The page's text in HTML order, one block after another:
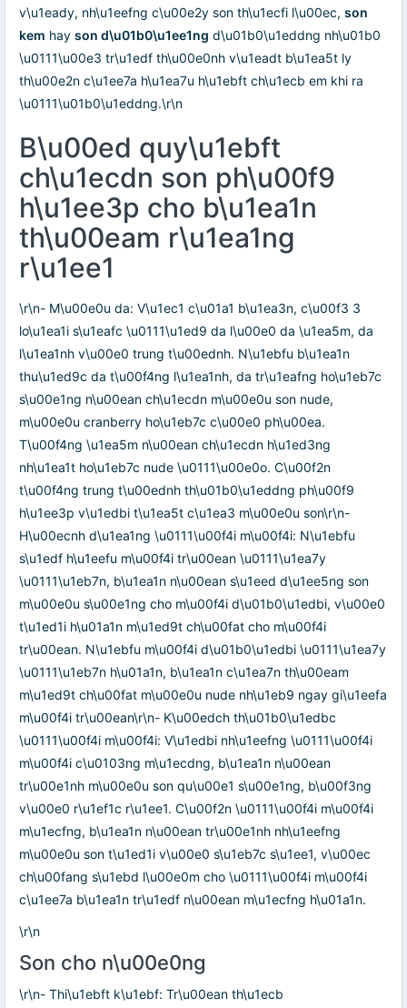
v\u1eady, nh\u1eefng c\u00e2y son th\u1ecfi l\u00ec, son
kem hay son d\u01b0\u1ee1ng d\u01b0\u1eddng nh\u01b0
\u0111\u00e3 tr\u1edf th\u00e0nh v\u1eadt b\u1ea5t ly
th\u00e2n c\u1ee7a h\u1ea7u h\u1ebft ch\u1ecb em khi ra
\u0111\u01b0\u1eddng.\r\n
B\u00ed quy\u1ebft
ch\u1ecdn son ph\u00f9
h\u1ee3p cho b\u1ea1n
th\u00eam r\u1ea1ng
r\u1ee1
\r\n- M\u00e0u da: V\u1ec1 c\u01a1 b\u1ea3n, c\u00f3 3
lo\u1ea1i s\u1eafc \u0111\u1ed9 da l\u00e0 da \u1ea5m, da
l\u1ea1nh v\u00e0 trung t\u00ednh. N\u1ebfu b\u1ea1n
thu\u1ed9c da t\u00f4ng l\u1ea1nh, da tr\u1eafng ho\u1eb7c
s\u00e1ng n\u00ean ch\u1ecdn m\u00e0u son nude,
m\u00e0u cranberry ho\u1eb7c c\u00e0 ph\u00ea.
T\u00f4ng \u1ea5m n\u00ean ch\u1ecdn h\u1ed3ng
nh\u1ea1t ho\u1eb7c nude \u0111\u00e0o. C\u00f2n
t\u00f4ng trung t\u00ednh th\u01b0\u1eddng ph\u00f9
h\u1ee3p v\u1edbi t\u1ea5t c\u1ea3 m\u00e0u son\r\n-
H\u00ecnh d\u1ea1ng \u0111\u00f4i m\u00f4i: N\u1ebfu
s\u1edf h\u1eefu m\u00f4i tr\u00ean \u0111\u1ea7y
\u0111\u1eb7n, b\u1ea1n n\u00ean s\u1eed d\u1ee5ng son
m\u00e0u s\u00e1ng cho m\u00f4i d\u01b0\u1edbi, v\u00e0
t\u1ed1i h\u01a1n m\u1ed9t ch\u00fat cho m\u00f4i
tr\u00ean. N\u1ebfu m\u00f4i d\u01b0\u1edbi \u0111\u1ea7y
\u0111\u1eb7n h\u01a1n, b\u1ea1n c\u1ea7n th\u00eam
m\u1ed9t ch\u00fat m\u00e0u nude nh\u1eb9 ngay gi\u1eefa
m\u00f4i tr\u00ean\r\n- K\u00edch th\u01b0\u1edbc
\u0111\u00f4i m\u00f4i: V\u1edbi nh\u1eefng \u0111\u00f4i
m\u00f4i c\u0103ng m\u1ecdng, b\u1ea1n n\u00ean
tr\u00e1nh m\u00e0u son qu\u00e1 s\u00e1ng, b\u00f3ng
v\u00e0 r\u1ef1c r\u1ee1. C\u00f2n \u0111\u00f4i m\u00f4i
m\u1ecfng, b\u1ea1n n\u00ean tr\u00e1nh nh\u1eefng
m\u00e0u son t\u1ed1i v\u00e0 s\u1eb7c s\u1ee1, v\u00ec
ch\u00fang s\u1ebd l\u00e0m cho \u0111\u00f4i m\u00f4i
c\u1ee7a b\u1ea1n tr\u1edf n\u00ean m\u1ecfng h\u01a1n.
\r\n
Son cho n\u00e0ng
\r\n- Thi\u1ebft k\u1ebf: Tr\u00ean th\u1ecb